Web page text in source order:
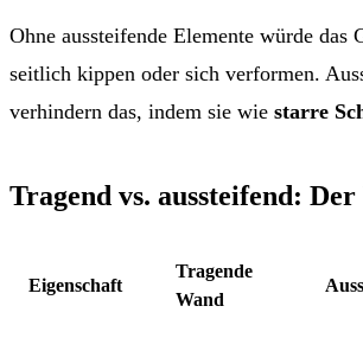
Ohne aussteifende Elemente würde das
seitlich kippen oder sich verformen.
verhindern das, indem sie wie starre
Tragend vs. aussteifend:
Eigenschaft
Tragende
Wand